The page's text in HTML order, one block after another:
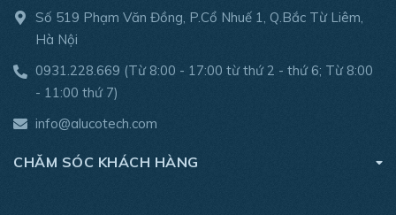
Số 519 Phạm Văn Đồng, P.Cổ Nhuế 1, Q.Bắc Từ Liêm,
Hà Nội
0931.228.669 (Từ 8:00 - 17:00 từ thứ 2 - thứ 6; Từ 8:00
- 11:00 thứ 7)
info@alucotech.com
CHĂM SÓC KHÁCH HÀNG